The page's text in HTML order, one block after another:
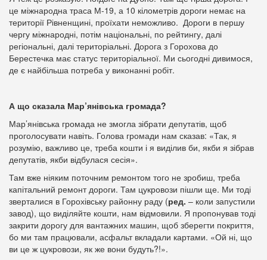
це міжнародна траса М-19, а 10 кілометрів дороги немає на
території Рівненщині, проїхати неможливо. Дороги в першу
чергу міжнародні, потім національні, по рейтингу, далі
регіональні, далі територіальні. Дорога з Горохова до
Берестечка має статус територіальної. Ми сьогодні дивимося,
де є найбільша потреба у виконанні робіт.
А що сказала Мар’янівська громада?
Мар’янівська громада не змогла зібрати депутатів, щоб
проголосувати навіть. Голова громади нам сказав: «Так, я
розумію, важливо це, треба кошти і я виділив би, якби я зібрав
депутатів, якби відбулася сесія».
Там вже ніяким поточним ремонтом того не зробиш, треба
капітальний ремонт дороги. Там цукровози пішли ще. Ми тоді
зверталися в Горохівську районну раду (ред. – коли запустили
завод), що виділяйте кошти, нам відмовили. Я пропонував тоді
закрити дорогу для вантажних машин, щоб зберегти покриття,
бо ми там працювали, асфальт вкладали картами. «Ой ні, що
ви це ж цукровози, як же вони будуть?!».